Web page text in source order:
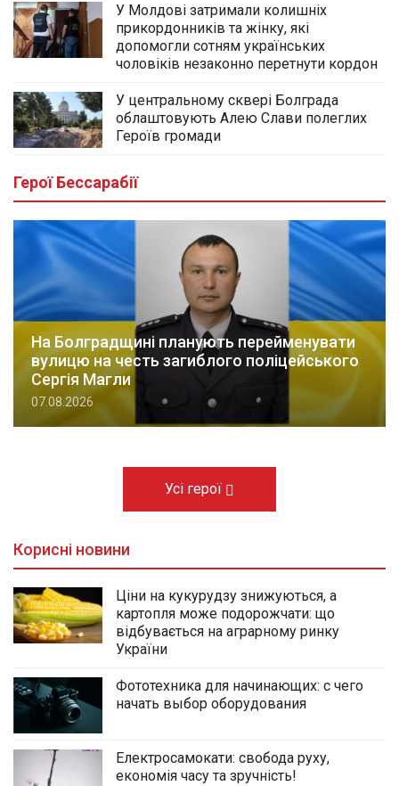
У Молдові затримали колишніх
прикордонників та жінку, які
допомогли сотням українських
чоловіків незаконно перетнути кордон
У центральному сквері Болграда
облаштовують Алею Слави полеглих
Героїв громади
Герої Бессарабії
На Болградщині планують перейменувати
вулицю на честь загиблого поліцейського
Сергія Магли
07.08.2026
Усі герої
Корисні новини
Ціни на кукурудзу знижуються, а
картопля може подорожчати: що
відбувається на аграрному ринку
України
Фототехника для начинающих: с чего
начать выбор оборудования
Електросамокати: свобода руху,
економія часу та зручність!